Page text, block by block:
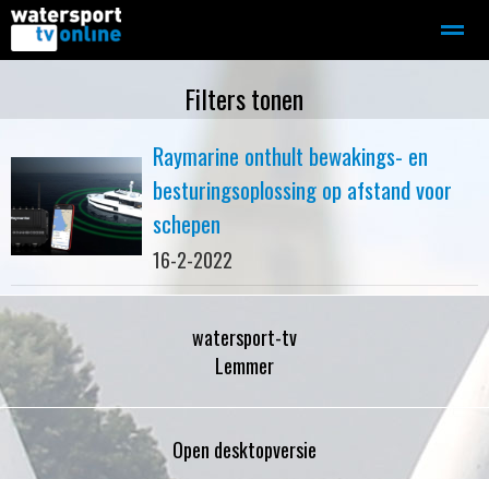
Motorboot-sloep Adverteren
Home
Filters tonen
Raymarine onthult bewakings- en
besturingsoplossing op afstand voor
schepen
16-2-2022
watersport-tv
Lemmer
Open desktopversie